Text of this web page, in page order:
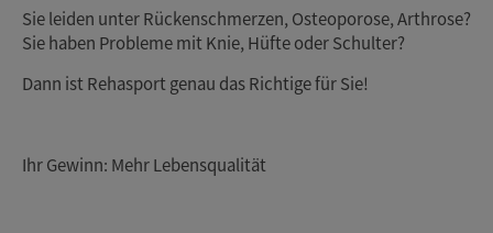
Sie leiden unter Rückenschmerzen, Osteoporose, Arthrose?
Sie haben Probleme mit Knie, Hüfte oder Schulter?
Dann ist Rehasport genau das Richtige für Sie!
Ihr Gewinn: Mehr Lebensqualität